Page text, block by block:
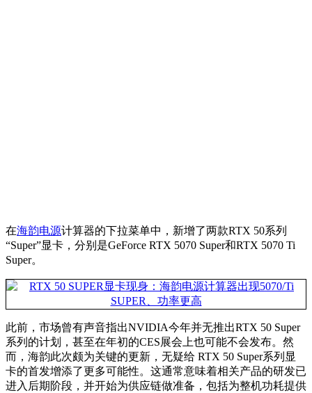
在海韵电源计算器的下拉菜单中，新增了两款RTX 50系列
“Super”显卡，分别是GeForce RTX 5070 Super和RTX 5070 Ti
Super。
此前，市场曾有声音指出NVIDIA今年并无推出RTX 50 Super
系列的计划，甚至在年初的CES展会上也可能不会发布。然
而，海韵此次颇为关键的更新，无疑给 RTX 50 Super系列显
卡的首发增添了更多可能性。这通常意味着相关产品的研发已
进入后期阶段，并开始为供应链做准备，包括为整机功耗提供